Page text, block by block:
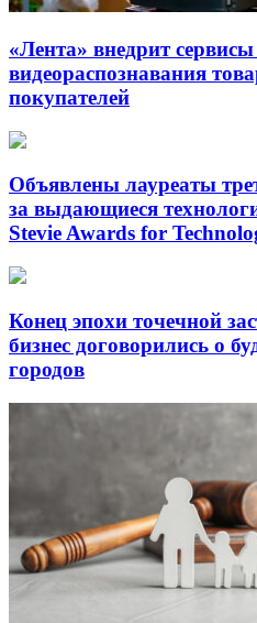
«Лента» внедрит
видеораспознавания
покупателей
Объявлены лауреаты
за выдающиеся
Stevie Awards for
Конец эпохи точечной
бизнес договорились о
городов